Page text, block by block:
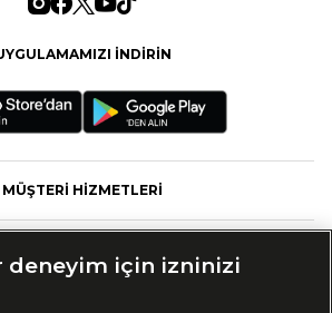
İNDİRİN
MÜŞTERİ HİZMETLERİ
deneyim için izninizi